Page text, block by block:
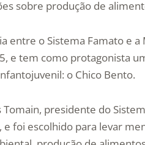
sobre produção de
entre o Sistema Famato e a
e tem como protagonista
o Chico Bento.
presidente do
e foi escolhido para levar